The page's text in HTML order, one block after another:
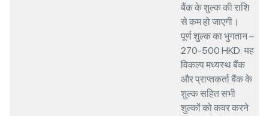
बैंक के शुल्क की राशि
से कम हो जाएगी।
पूर्ण शुल्क का भुगतान –
270-500 HKD: यह
विकल्प मध्यस्थ बैंक
और प्राप्तकर्ता बैंक के
शुल्क सहित सभी
शुल्कों को कवर करने